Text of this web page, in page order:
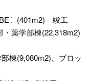
〕(401m2) 竣工
薬学部棟(22,318m2)
棟(9,080m2)、ブロッ